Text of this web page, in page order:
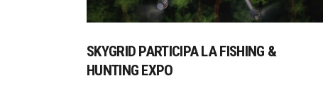
SKYGRID PARTICIPA LA FISHING &
HUNTING EXPO